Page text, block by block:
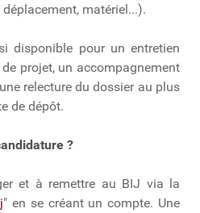
matériel...).
disponible pour un entretien
projet, un accompagnement
relecture du dossier au plus
de dépôt.
?
et à remettre au BIJ via la
" en se créant un compte. Une